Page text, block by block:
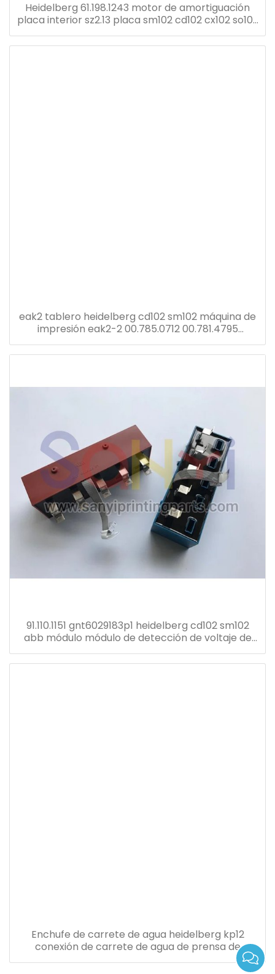
Heidelberg 61.198.1243 motor de amortiguación
placa interior sz2.13 placa sm102 cd102 cx102 so102
prensa
eak2 tablero heidelberg cd102 sm102 máquina de
impresión eak2-2 00.785.0712 00.781.4795
00.781.8903 91.144.6021
91.110.1151 gnt6029183p1 heidelberg cd102 sm102
abb módulo módulo de detección de voltaje de
corriente transformador gnt7051052r1
Enchufe de carrete de agua heidelberg kp12
conexión de carrete de agua de prensa de
heidelberg adecuado enchufe de línea a placa